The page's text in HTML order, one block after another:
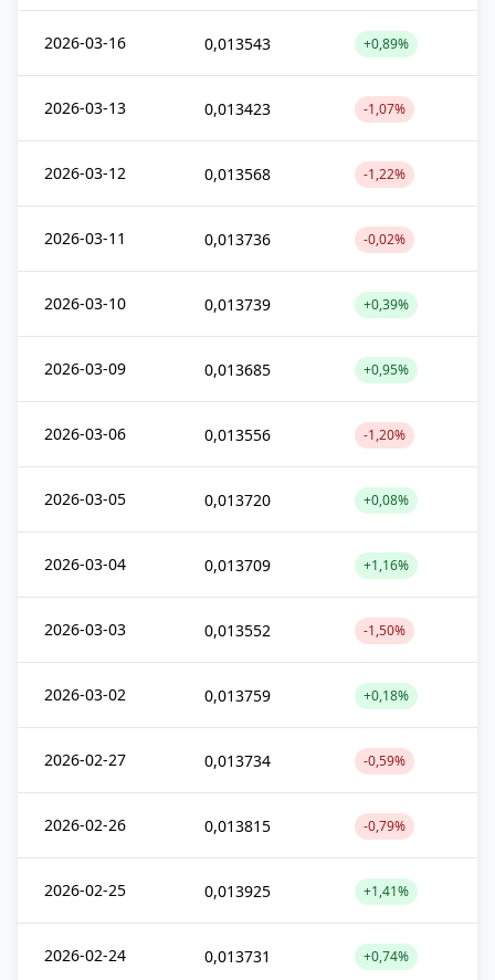
2026-03-16 0,013543 +0,89%
2026-03-13 0,013423 -1,07%
2026-03-12 0,013568 -1,22%
2026-03-11 0,013736 -0,02%
2026-03-10 0,013739 +0,39%
2026-03-09 0,013685 +0,95%
2026-03-06 0,013556 -1,20%
2026-03-05 0,013720 +0,08%
2026-03-04 0,013709 +1,16%
2026-03-03 0,013552 -1,50%
2026-03-02 0,013759 +0,18%
2026-02-27 0,013734 -0,59%
2026-02-26 0,013815 -0,79%
2026-02-25 0,013925 +1,41%
2026-02-24 0,013731 +0,74%